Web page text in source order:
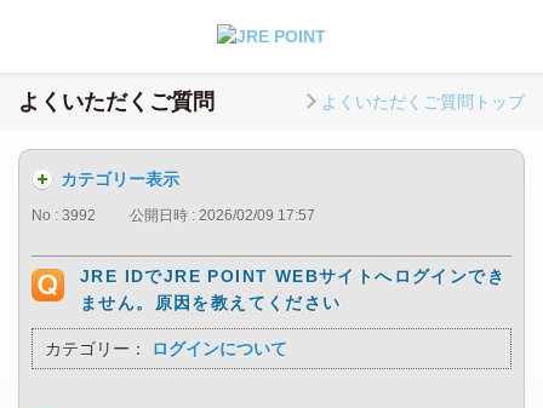
よくいただくご質問 よくいただくご質問トップ
カテゴリー表示
No : 3992 公開日時 : 2026/02/09 17:57
JRE IDでJRE POINT WEBサイトへログインでき
ません。原因を教えてください
カテゴリー： ログインについて